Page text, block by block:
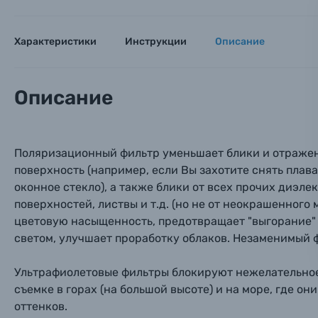
Электроника
Материалы
Осветительное оборудование
Фоторамки
Фотоальбомы
Книги о фотографии, альбомы известных
Вами с
Нажимая
Характеристики Инструкции Описание
Описание
Поляризационный фильтр уменьшает блики и
поверхность (например, если Вы захотите снять
оконное стекло), а также блики от всех прочих
поверхностей, листвы и т.д. (но не от
цветовую насыщенность, предотвращает
светом, улучшает проработку облаков. Незаменимый
Ультрафиолетовые фильтры блокируют
съемке в горах (на большой высоте) и на море, где
оттенков.